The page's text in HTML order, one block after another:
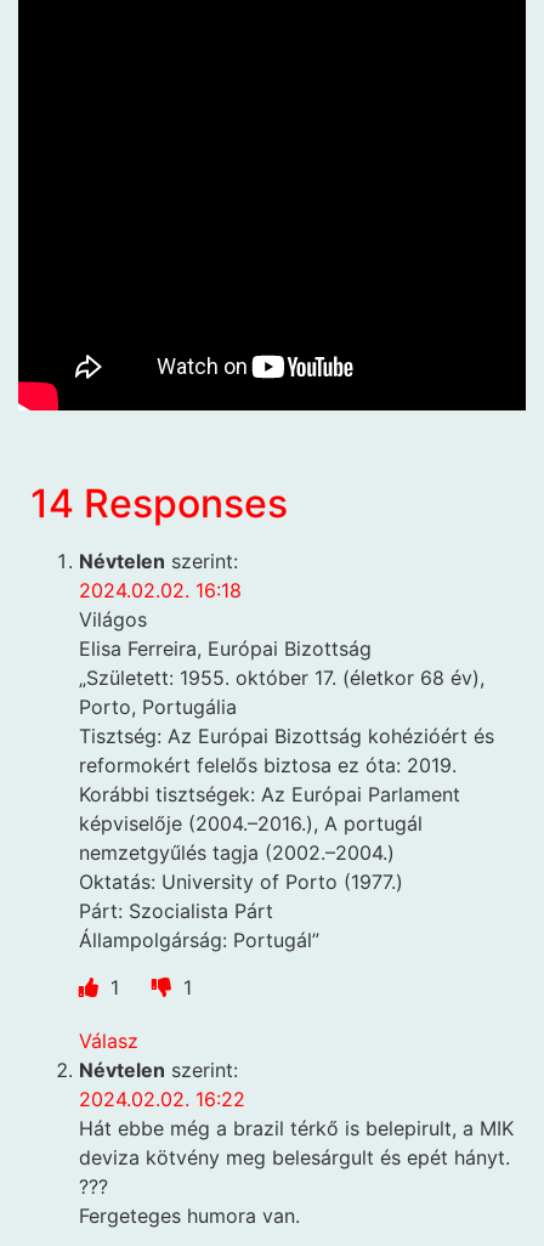
14 Responses
Névtelen szerint:
2024.02.02. 16:18
Világos
Elisa Ferreira, Európai Bizottság
„Született: 1955. október 17. (életkor 68 év),
Porto, Portugália
Tisztség: Az Európai Bizottság kohézióért és
reformokért felelős biztosa ez óta: 2019.
Korábbi tisztségek: Az Európai Parlament
képviselője (2004.–2016.), A portugál
nemzetgyűlés tagja (2002.–2004.)
Oktatás: University of Porto (1977.)
Párt: Szocialista Párt
Állampolgárság: Portugál”
1
1
Válasz
Névtelen szerint:
2024.02.02. 16:22
Hát ebbe még a brazil térkő is belepirult, a MIK
deviza kötvény meg belesárgult és epét hányt.
???
Fergeteges humora van.